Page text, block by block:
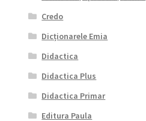
Credo
Dicționarele Emia
Didactica
Didactica Plus
Didactica Primar
Editura Paula